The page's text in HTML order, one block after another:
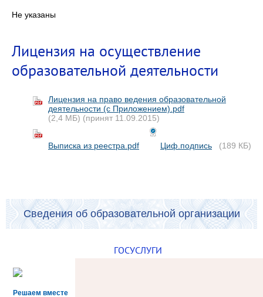
Не указаны
Лицензия на осуществление
образовательной деятельности
Лицензия на право ведения образовательной
деятельности (с Приложением).pdf
(2,4 МБ) (принят 11.09.2015)
Выписка из реестра.pdf Циф.подпись (189 КБ)
Сведения об образовательной организации
ГОСУСЛУГИ
Решаем вместе